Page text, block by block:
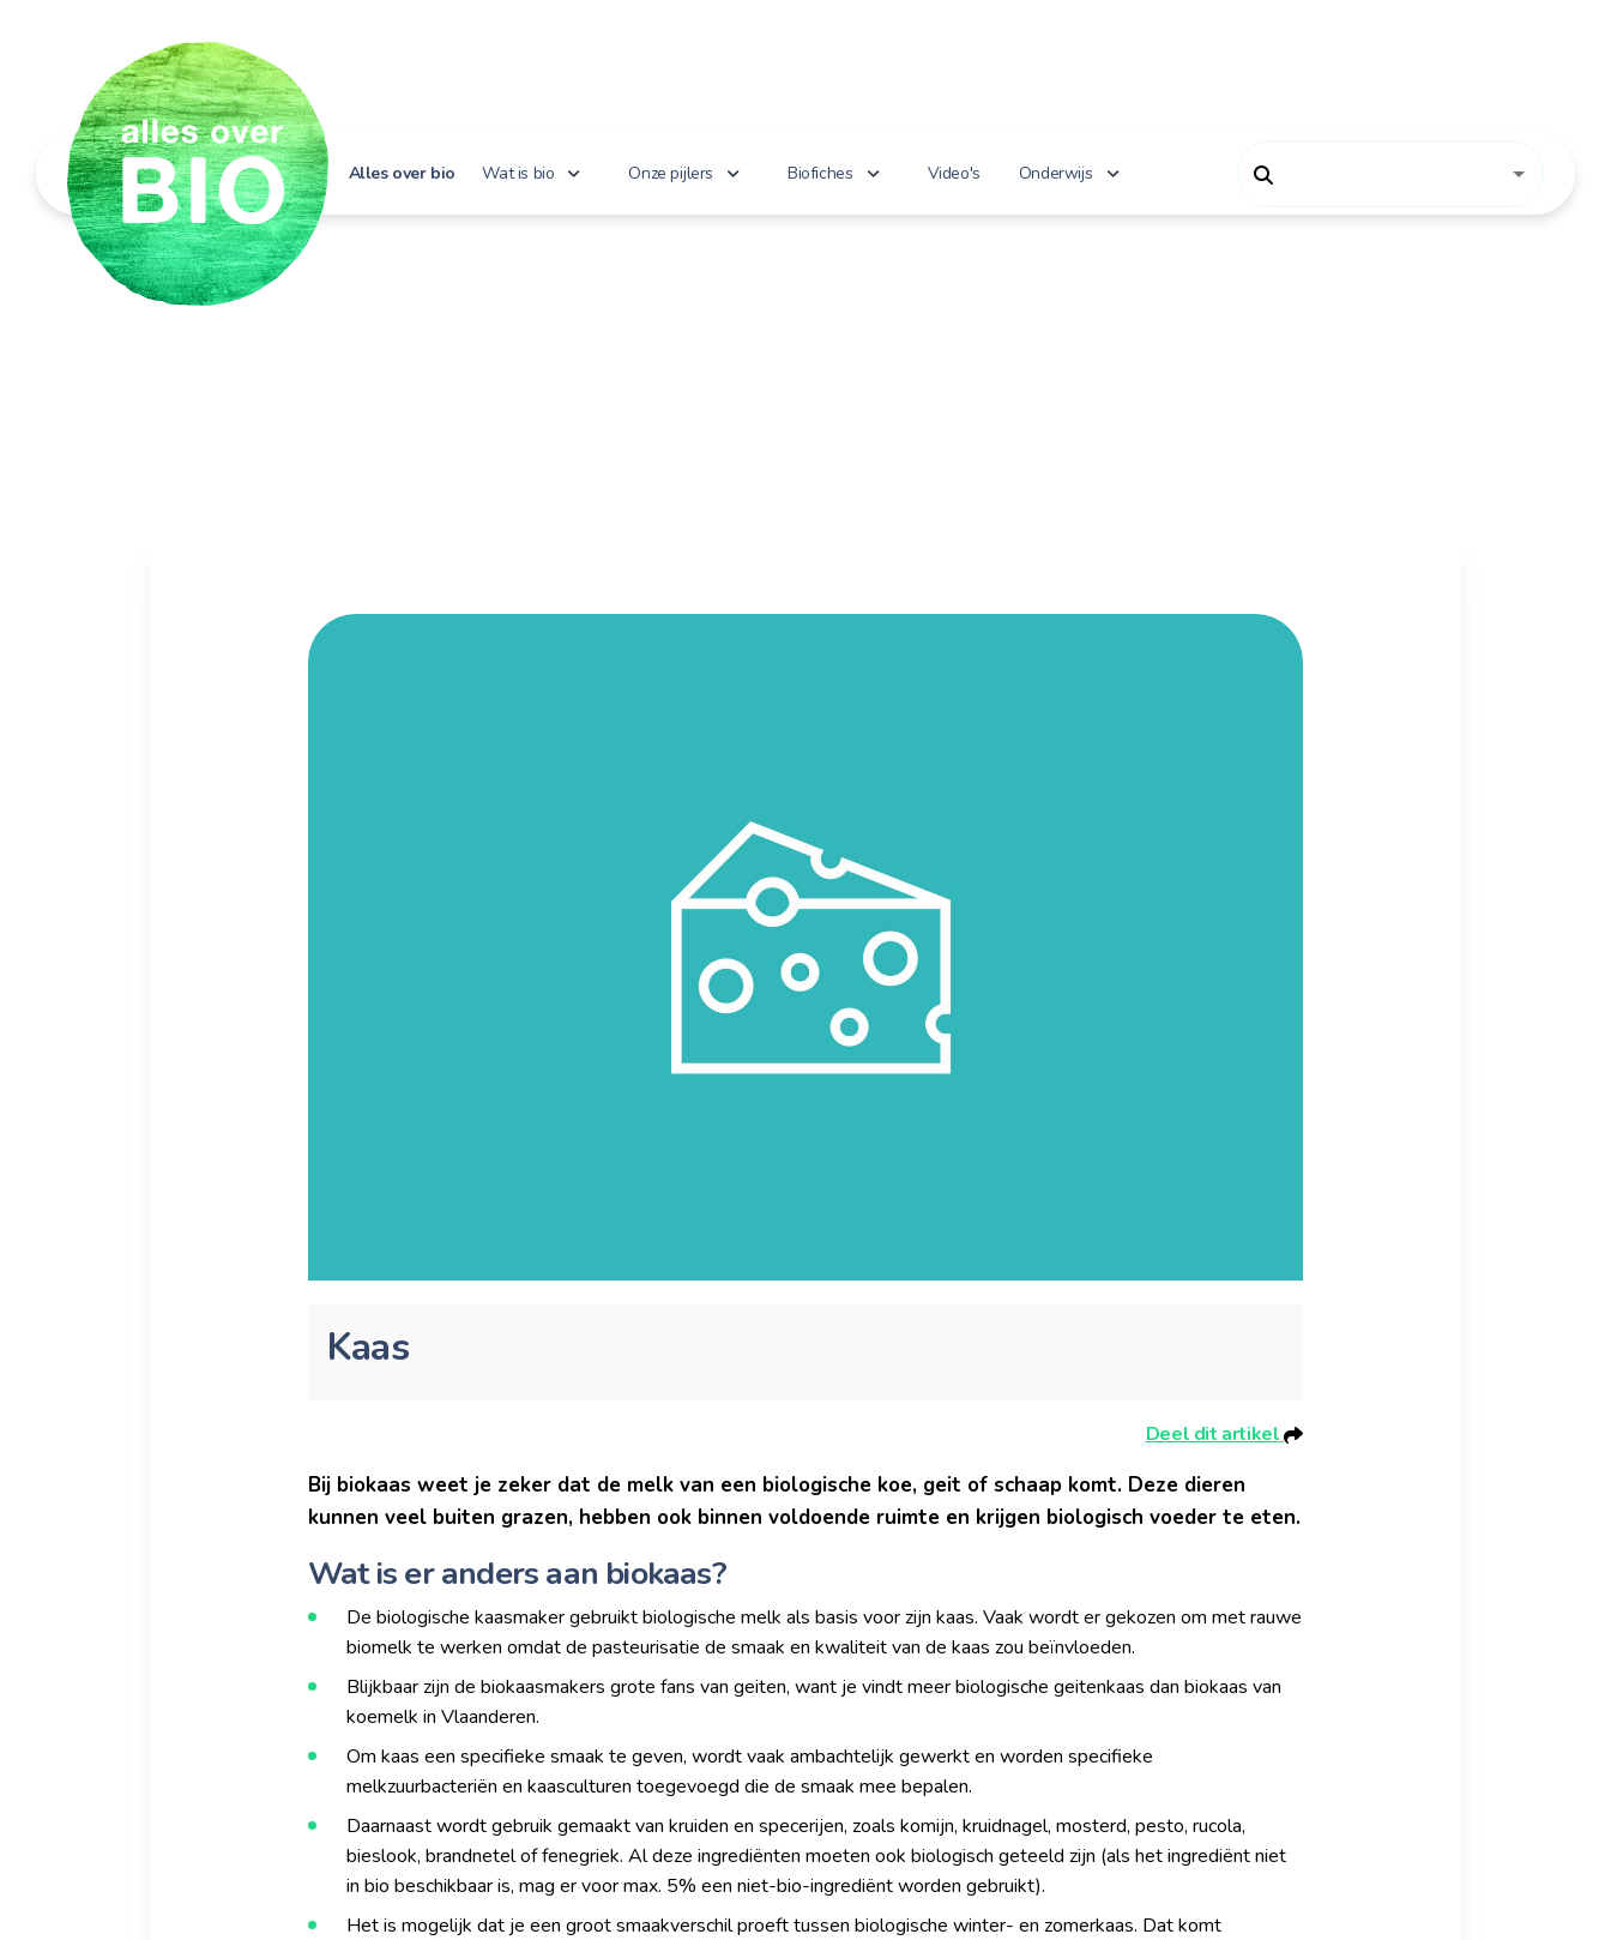
Alles over bio Wat is bio Onze pijlers Biofiches Video's Onderwijs
Kaas
Deel dit artikel
Bij biokaas weet je zeker dat de melk van een biologische koe, geit of schaap komt. Deze dieren
kunnen veel buiten grazen, hebben ook binnen voldoende ruimte en krijgen biologisch voeder te eten.
Wat is er anders aan biokaas?
De biologische kaasmaker gebruikt biologische melk als basis voor zijn kaas. Vaak wordt er gekozen om met rauwe
biomelk te werken omdat de pasteurisatie de smaak en kwaliteit van de kaas zou beïnvloeden.
Blijkbaar zijn de biokaasmakers grote fans van geiten, want je vindt meer biologische geitenkaas dan biokaas van
koemelk in Vlaanderen.
Om kaas een specifieke smaak te geven, wordt vaak ambachtelijk gewerkt en worden specifieke
melkzuurbacteriën en kaasculturen toegevoegd die de smaak mee bepalen.
Daarnaast wordt gebruik gemaakt van kruiden en specerijen, zoals komijn, kruidnagel, mosterd, pesto, rucola,
bieslook, brandnetel of fenegriek. Al deze ingrediënten moeten ook biologisch geteeld zijn (als het ingrediënt niet
in bio beschikbaar is, mag er voor max. 5% een niet-bio-ingrediënt worden gebruikt).
Het is mogelijk dat je een groot smaakverschil proeft tussen biologische winter- en zomerkaas. Dat komt